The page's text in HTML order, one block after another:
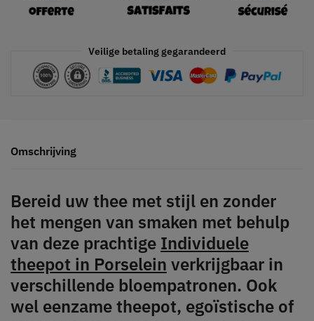
Veilige betaling gegarandeerd
Omschrijving
Bereid uw thee met stijl en zonder
het mengen van smaken met behulp
van deze prachtige Individuele
theepot in Porselein verkrijgbaar in
verschillende bloempatronen. Ook
wel eenzame theepot, egoïstische of